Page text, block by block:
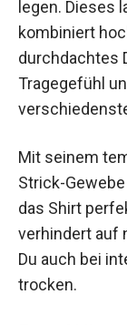
Langlebigkeit
Materialien
optimales
Mit seinem
Strick-
das Shirt
verhindert auf
bleibst Du
frisch und